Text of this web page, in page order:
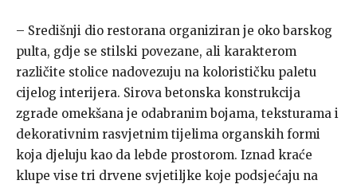
– Središnji dio restorana organiziran je oko barskog
pulta, gdje se stilski povezane, ali karakterom
različite stolice nadovezuju na kolorističku paletu
cijelog interijera. Sirova betonska konstrukcija
zgrade omekšana je odabranim bojama, teksturama i
dekorativnim rasvjetnim tijelima organskih formi
koja djeluju kao da lebde prostorom. Iznad kraće
klupe vise tri drvene svjetiljke koje podsjećaju na